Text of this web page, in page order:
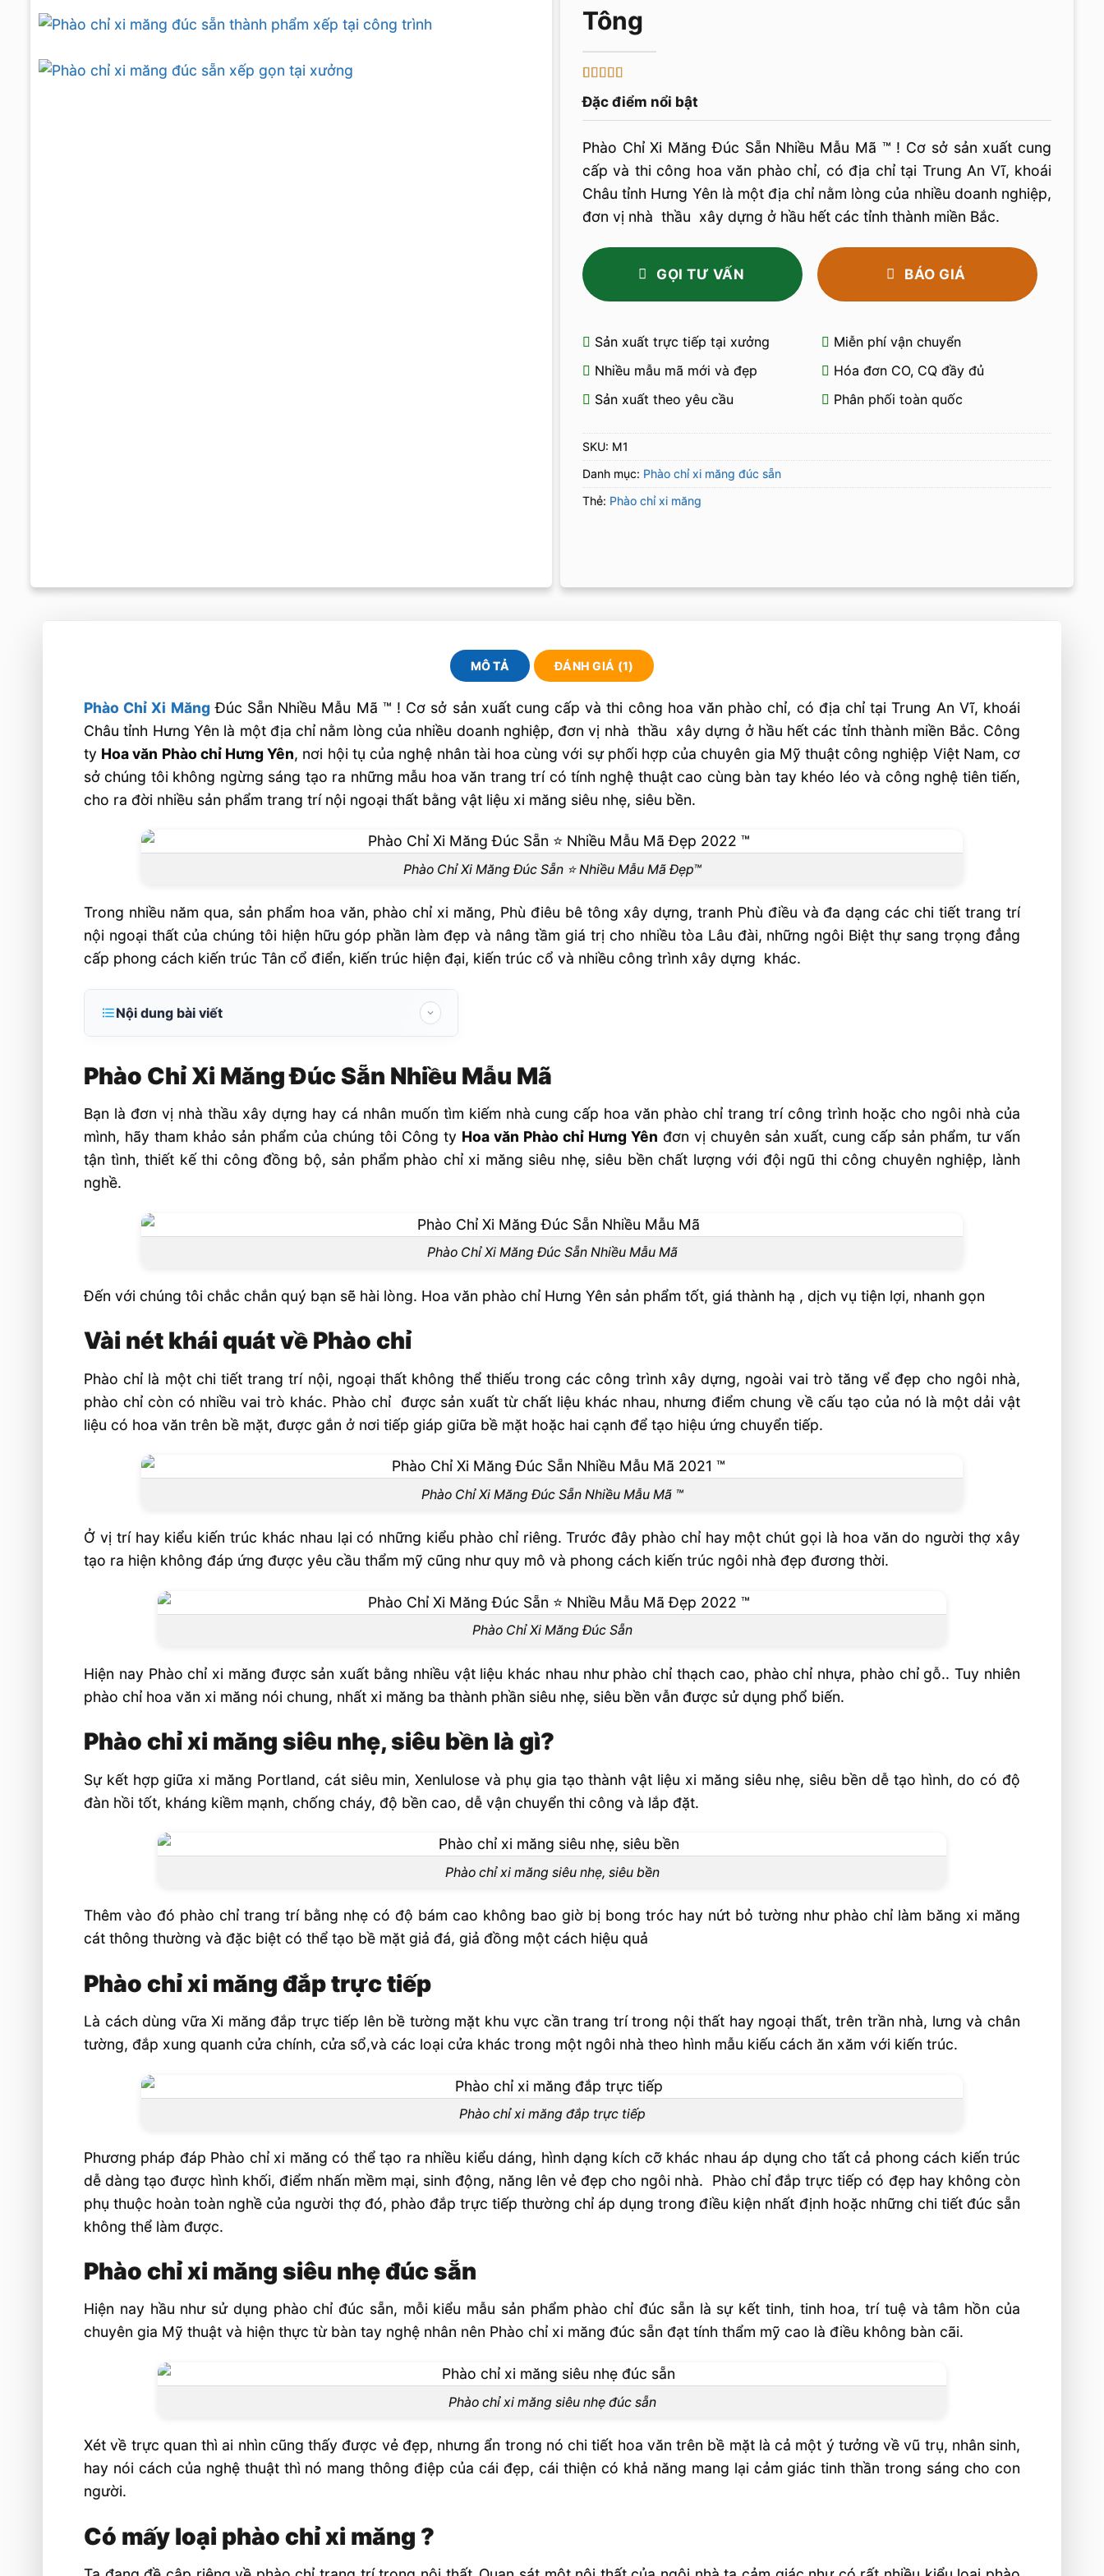
trên 5 dựa
trênđánh
giá
Đặc điểm nổi bật
Phào Chỉ Xi Măng Đúc Sẵn Nhiều Mẫu Mã ™ ! Cơ sở sản xuất cung
cấp và thi công hoa văn phào chỉ, có địa chỉ tại Trung An Vĩ, khoái
Châu tỉnh Hưng Yên là một địa chỉ nằm lòng của nhiều doanh nghiệp,
đơn vị nhà thầu xây dựng ở hầu hết các tỉnh thành miền Bắc.
GỌI TƯ VẤN BÁO GIÁ
Sản xuất trực tiếp tại xưởng
Miễn phí vận chuyển
Nhiều mẫu mã mới và đẹp
Hóa đơn CO, CQ đầy đủ
Sản xuất theo yêu cầu
Phân phối toàn quốc
SKU: M1
Danh mục: Phào chỉ xi măng đúc sẵn
Thẻ: Phào chỉ xi măng
MÔ TẢ ĐÁNH GIÁ (1)
Phào Chỉ Xi MăngĐúc Sẵn Nhiều Mẫu Mã ™ ! Cơ sở sản xuất cung cấp và thi công hoa văn phào chỉ, có địa chỉ tại Trung An Vĩ, khoái
Châu tỉnh Hưng Yên là một địa chỉ nằm lòng của nhiều doanh nghiệp, đơn vị nhà thầu xây dựng ở hầu hết các tỉnh thành miền Bắc. Công
ty Hoa văn Phào chỉ Hưng Yên, nơi hội tụ của nghệ nhân tài hoa cùng với sự phối hợp của chuyên gia Mỹ thuật công nghiệp Việt Nam, cơ
sở chúng tôi không ngừng sáng tạo ra những mẫu hoa văn trang trí có tính nghệ thuật cao cùng bàn tay khéo léo và công nghệ tiên tiến,
cho ra đời nhiều sản phẩm trang trí nội ngoại thất bằng vật liệu xi măng siêu nhẹ, siêu bền.
Phào Chỉ Xi Măng Đúc Sẵn ⭐️ Nhiều Mẫu Mã Đẹp™
Trong nhiều năm qua, sản phẩm hoa văn, phào chỉ xi măng, Phù điêu bê tông xây dựng, tranh Phù điều và đa dạng các chi tiết trang trí
nội ngoại thất của chúng tôi hiện hữu góp phần làm đẹp và nâng tầm giá trị cho nhiều tòa Lâu đài, những ngôi Biệt thự sang trọng đẳng
cấp phong cách kiến trúc Tân cổ điển, kiến trúc hiện đại, kiến trúc cổ và nhiều công trình xây dựng khác.
Nội dung bài viết
Vài nét khái quát về Phào chỉ
Phào chỉ xi măng siêu nhẹ, siêu bền là gì?
Phào chỉ xi măng đắp trực tiếp
Phào chỉ xi măng siêu nhẹ đúc sẵn
1. Phào xi măng trần nhà
5. Phào chân tường
Ưu điểm phào chỉ xi măng siêu bền, siêu nhẹ
Sản phẩm của Công ty Hoa văn Phào chỉ Hưng Yên
Phào Chỉ Xi Măng Đúc Sẵn Nhiều Mẫu Mã
Bạn là đơn vị nhà thầu xây dựng hay cá nhân muốn tìm kiếm nhà cung cấp hoa văn phào chỉ trang trí công trình hoặc cho ngôi nhà của
mình, hãy tham khảo sản phẩm của chúng tôi Công ty Hoa văn Phào chỉ Hưng Yên đơn vị chuyên sản xuất, cung cấp sản phẩm, tư vấn
tận tình, thiết kế thi công đồng bộ, sản phẩm phào chỉ xi măng siêu nhẹ, siêu bền chất lượng với đội ngũ thi công chuyên nghiệp, lành
nghề.
Phào Chỉ Xi Măng Đúc Sẵn Nhiều Mẫu Mã
Đến với chúng tôi chắc chắn quý bạn sẽ hài lòng. Hoa văn phào chỉ Hưng Yên sản phẩm tốt, giá thành hạ , dịch vụ tiện lợi, nhanh gọn
Vài nét khái quát về Phào chỉ
Phào chỉ là một chi tiết trang trí nội, ngoại thất không thể thiếu trong các công trình xây dựng, ngoài vai trò tăng vể đẹp cho ngôi nhà,
phào chỉ còn có nhiều vai trò khác. Phào chỉ được sản xuất từ chất liệu khác nhau, nhưng điểm chung về cấu tạo của nó là một dải vật
liệu có hoa văn trên bề mặt, được gắn ở nơi tiếp giáp giữa bề mặt hoặc hai cạnh để tạo hiệu ứng chuyển tiếp.
Phào Chỉ Xi Măng Đúc Sẵn Nhiều Mẫu Mã ™
Ở vị trí hay kiểu kiến trúc khác nhau lại có những kiểu phào chỉ riêng. Trước đây phào chỉ hay một chút gọi là hoa văn do người thợ xây
tạo ra hiện không đáp ứng được yêu cầu thẩm mỹ cũng như quy mô và phong cách kiến trúc ngôi nhà đẹp đương thời.
Phào Chỉ Xi Măng Đúc Sẵn
Hiện nay Phào chỉ xi măng được sản xuất bằng nhiều vật liệu khác nhau như phào chỉ thạch cao, phào chỉ nhựa, phào chỉ gỗ.. Tuy nhiên
phào chỉ hoa văn xi măng nói chung, nhất xi măng ba thành phần siêu nhẹ, siêu bền vẫn được sử dụng phổ biến.
Phào chỉ xi măng siêu nhẹ, siêu bền là gì?
Sự kết hợp giữa xi măng Portland, cát siêu min, Xenlulose và phụ gia tạo thành vật liệu xi măng siêu nhẹ, siêu bền dễ tạo hình, do có độ
đàn hồi tốt, kháng kiềm mạnh, chống cháy, độ bền cao, dễ vận chuyển thi công và lắp đặt.
Phào chỉ xi măng siêu nhẹ, siêu bền
Thêm vào đó phào chỉ trang trí bằng nhẹ có độ bám cao không bao giờ bị bong tróc hay nứt bỏ tường như phào chỉ làm băng xi măng
cát thông thường và đặc biệt có thể tạo bề mặt giả đá, giả đồng một cách hiệu quả
Phào chỉ xi măng đắp trực tiếp
Là cách dùng vữa Xi măng đắp trực tiếp lên bề tường mặt khu vực cần trang trí trong nội thất hay ngoại thất, trên trần nhà, lưng và chân
tường, đắp xung quanh cửa chính, cửa sổ,và các loại cửa khác trong một ngôi nhà theo hình mẫu kiếu cách ăn xăm với kiến trúc.
Phào chỉ xi măng đắp trực tiếp
Phương pháp đáp Phào chỉ xi măng có thể tạo ra nhiều kiểu dáng, hình dạng kích cỡ khác nhau áp dụng cho tất cả phong cách kiến trúc
dễ dàng tạo được hình khối, điểm nhấn mềm mại, sinh động, năng lên vẻ đẹp cho ngôi nhà. Phào chỉ đắp trực tiếp có đẹp hay không còn
phụ thuộc hoàn toàn nghề của người thợ đó, phào đắp trực tiếp thường chỉ áp dụng trong điều kiện nhất định hoặc những chi tiết đúc sẵn
không thể làm được.
Phào chỉ xi măng siêu nhẹ đúc sẵn
Hiện nay hầu như sử dụng phào chỉ đúc sẵn, mỗi kiểu mẫu sản phẩm phào chỉ đúc sẵn là sự kết tinh, tinh hoa, trí tuệ và tâm hồn của
chuyên gia Mỹ thuật và hiện thực từ bàn tay nghệ nhân nên Phào chỉ xi măng đúc sẵn đạt tính thẩm mỹ cao là điều không bàn cãi.
Phào chỉ xi măng siêu nhẹ đúc sẵn
Xét về trực quan thì ai nhìn cũng thấy được vẻ đẹp, nhưng ẩn trong nó chi tiết hoa văn trên bề mặt là cả một ý tưởng về vũ trụ, nhân sinh,
hay nói cách của nghệ thuật thì nó mang thông điệp của cái đẹp, cái thiện có khả năng mang lại cảm giác tinh thần trong sáng cho con
người.
Có mấy loại phào chỉ xi măng ?